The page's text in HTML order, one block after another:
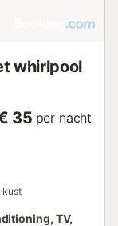
whirlpool
35 per nacht
kust
TV,